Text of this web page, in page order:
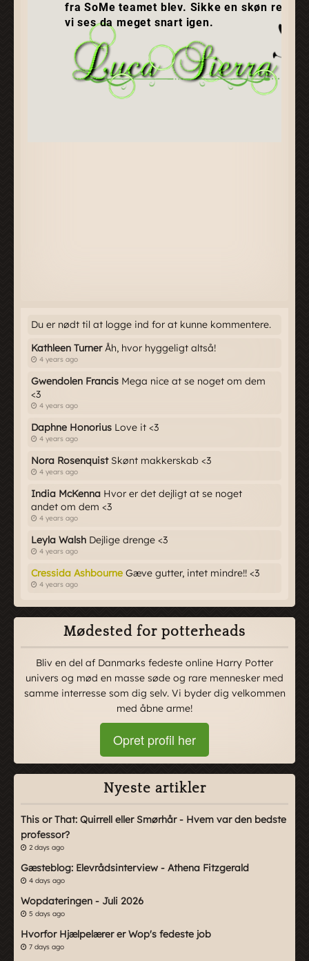
Du er nødt til at logge ind for at kunne kommentere.
Kathleen TurnerÅh, hvor hyggeligt altså!
4 years ago
Gwendolen Francis Mega nice at se noget om dem
<3
4 years ago
Daphne Honorius Love it <3
4 years ago
Nora RosenquistSkønt makkerskab <3
4 years ago
India McKenna Hvor er det dejligt at se noget
andet om dem <3
4 years ago
Leyla Walsh Dejlige drenge <3
4 years ago
Cressida Ashbourne Gæve gutter, intet mindre!! <3
4 years ago
Mødested for potterheads
Bliv en del af Danmarks fedeste online Harry Potter
univers og mød en masse søde og rare mennesker med
samme interresse som dig selv. Vi byder dig velkommen
med åbne arme!
Opret profil her
Nyeste artikler
This or That: Quirrell eller Smørhår - Hvem var den bedste
professor?
2 days ago
Gæsteblog: Elevrådsinterview - Athena Fitzgerald
4 days ago
Wopdateringen - Juli 2026
5 days ago
Hvorfor Hjælpelærer er Wop's fedeste job
7 days ago